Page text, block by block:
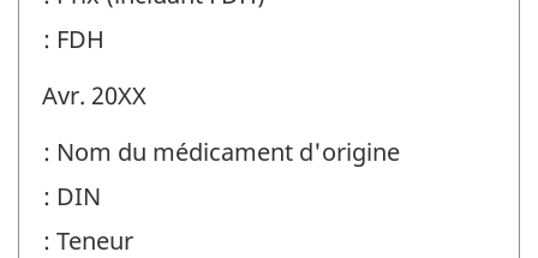
: FDH
Avr. 20XX
: Nom du médicament d'origine
: DIN
: Teneur